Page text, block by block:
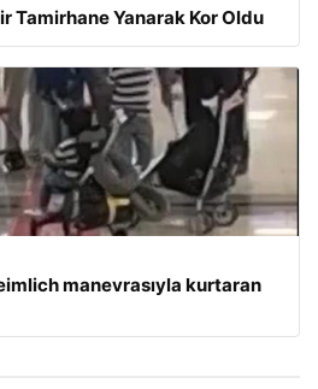
Tamirhane Yanarak Kor Oldu
manevrasıyla kurtaran